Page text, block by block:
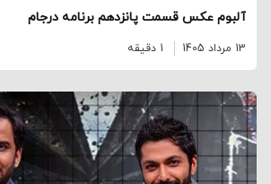
آلبوم عکس قسمت پانزدهم برنامه درجام
13 مرداد 1405 1 دقیقه